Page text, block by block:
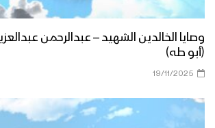
وصايا الخالدين الشهيد – عبدالرحمن
(أبو طه)
19/11/2025